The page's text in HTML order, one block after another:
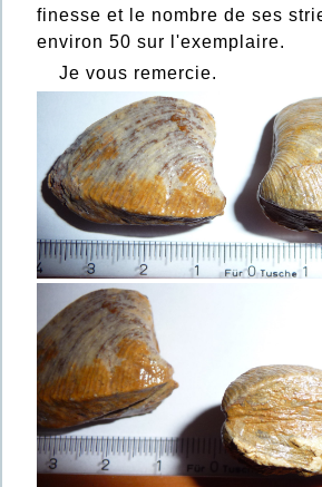
finesse et le nombre de ses
environ 50 sur l'exemplaire.
Je vous remercie.